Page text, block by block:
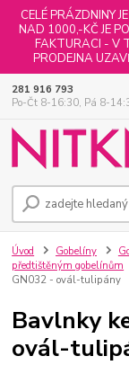
CELÉ PRÁZDNINY
NAD 1000,-KČ JE
FAKTURACI - V
PRODEJNA
281 916 793
Po-Čt 8-16:30, Pá 8-
Úvod Gobelíny
předtištěným gobelínům
GN032 - ovál-tulipány
Bavlnky
ovál-